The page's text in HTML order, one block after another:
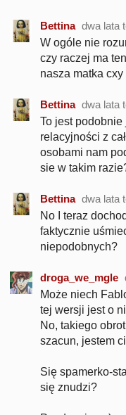
Bettina dwa lata
W ogóle nie
czy raczej ma
nasza matka
Bettina dwa lata
To jest
relacyjności z
osobami nam
sie w takim
Bettina dwa lata
No I teraz
faktycznie
niepodobnych?
droga_we_mgle
Może niech
tej wersji jest o
No, takiego
szacun, jestem
Się spamerko-
się znudzi?